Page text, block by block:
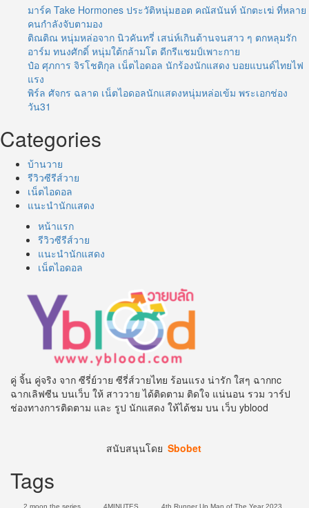
มาร์ค Take Hormones ประวัติหนุ่มฮอต คณัสนันท์ นักตะเฆ่ ที่หลาย
คนกำลังจับตามอง
ติณติณ หนุ่มหล่อจาก นิวคันทรี่ เสน่ห์เกินต้านจนสาว ๆ ตกหลุมรัก
อาร์ม ทนงศักดิ์ หนุ่มใต้กล้ามโต ดีกรีแชมป์เพาะกาย
ป๋อ ศุภการ จิรโชติกุล เน็ตไอดอล นักร้องนักแสดง บอยแบนด์ไทยไฟ
แรง
พิร์ล ศัจกร ฉลาด เน็ตไอดอลนักแสดงหนุ่มหล่อเข้ม พระเอกช่อง
วัน31
Categories
บ้านวาย
รีวิวซีรีส์วาย
เน็ตไอดอล
แนะนำนักแสดง
หน้าแรก
รีวิวซีรีส์วาย
แนะนำนักแสดง
เน็ตไอดอล
คู่ จิ้น คู่จริง จาก ซีรี่ย์วาย ซีรี่ส์วายไทย ร้อนแรง น่ารัก ใสๆ ฉากnc
ฉากเลิฟซีน บนเว็บ ให้ สาววาย ได้ติดตาม ติดใจ แน่นอน รวม วาร์ป
ช่องทางการติดตาม และ รูป นักแสดง ให้ได้ชม บน เว็บ yblood
สนับสนุนโดย Sbobet
Tags
2 moon the series 4MINUTES 4th Runner Up Man of The Year 2023